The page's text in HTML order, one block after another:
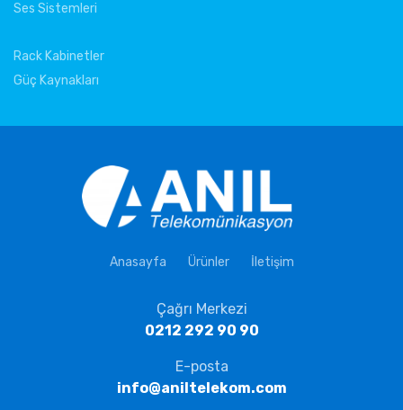
Ses Sistemleri
Rack Kabinetler
Güç Kaynakları
Anasayfa Ürünler İletişim
Çağrı Merkezi
0212 292 90 90
E-posta
info@aniltelekom.com